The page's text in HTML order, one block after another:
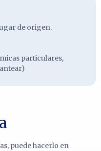
de origen.
particulares,
puede hacerlo en